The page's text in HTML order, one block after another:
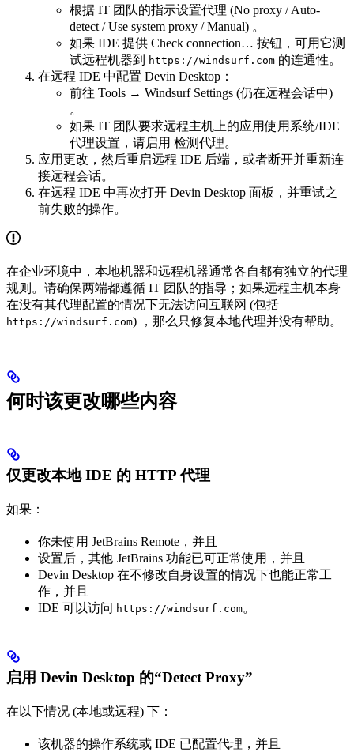
根据 IT 团队的指示设置代理 (No proxy / Auto-
detect / Use system proxy / Manual) 。
如果 IDE 提供 Check connection… 按钮，可用它测
试远程机器到
https://windsurf.com 的连通性。
在远程 IDE 中配置 Devin Desktop：
前往 Tools → Windsurf Settings (仍在远程会话中)
。
如果 IT 团队要求远程主机上的应用使用系统/IDE
代理设置，请启用 检测代理。
应用更改，然后重启远程 IDE 后端，或者断开并重新连
接远程会话。
在远程 IDE 中再次打开 Devin Desktop 面板，并重试之
前失败的操作。
在企业环境中，本地机器和远程机器通常各自都有独立的代理
规则。请确保两端都遵循 IT 团队的指导；如果远程主机本身
在没有其代理配置的情况下无法访问互联网 (包括
https://windsurf.com) ，那么只修复本地代理并没有帮助。
何时该更改哪些内容
仅更改本地 IDE 的 HTTP 代理
如果：
你未使用 JetBrains Remote，并且
设置后，其他 JetBrains 功能已可正常使用，并且
Devin Desktop 在不修改自身设置的情况下也能正常工
作，并且
IDE 可以访问 https://windsurf.com。
启用 Devin Desktop 的“Detect Proxy”
在以下情况 (本地或远程) 下：
该机器的操作系统或 IDE 已配置代理，并且